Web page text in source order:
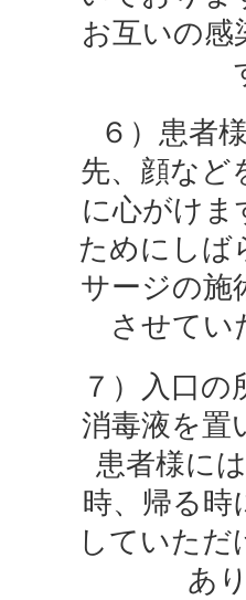
お互いの感
６）患者
先、顔など
に心がけま
ためにしば
サージの施
させてい
７）入口
消毒液を置
患者様に
時、帰る時
していただ
あ